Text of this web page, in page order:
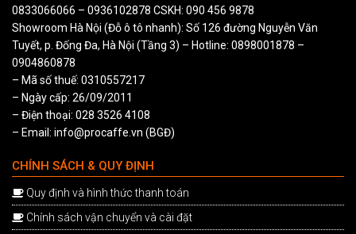
0833066066 – 0936102878 CSKH: 090 456 9878
Showroom Hà Nội (Đỗ ô tô nhanh): Số 126 đường Nguyễn Văn
Tuyết, p. Đống Đa, Hà Nội (Tầng 3) – Hotline: 0898001878 –
0904860878
– Mã số thuế: 0310557217
– Ngày cấp: 26/09/2011
– Điện thoại: 028 3526 4108
– Email: info@procaffe.vn (BGĐ)
CHÍNH SÁCH & QUY ĐỊNH
Quy định và hình thức thanh toán
Chính sách vận chuyển và cài đặt